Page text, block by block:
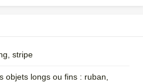
stripe
objets longs ou fins : ruban,